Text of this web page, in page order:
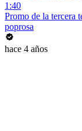
1:40
Promo de la tercera
poprosa
hace 4 años